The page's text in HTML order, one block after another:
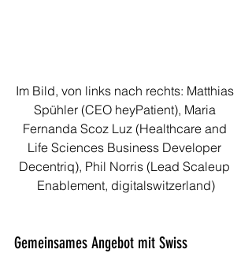
Im Bild, von links nach rechts: Matthias
Spühler (CEO heyPatient), Maria
Fernanda Scoz Luz (Healthcare and
Life Sciences Business Developer
Decentriq), Phil Norris (Lead Scaleup
Enablement, digitalswitzerland)
Gemeinsames Angebot mit Swiss